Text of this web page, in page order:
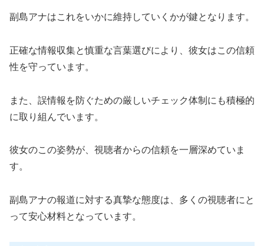
副島アナはこれをいかに維持していくかが鍵となります。
正確な情報収集と慎重な言葉選びにより、彼女はこの信頼
性を守っています。
また、誤情報を防ぐための厳しいチェック体制にも積極的
に取り組んでいます。
彼女のこの姿勢が、視聴者からの信頼を一層深めていま
す。
副島アナの報道に対する真摯な態度は、多くの視聴者にと
って安心材料となっています。